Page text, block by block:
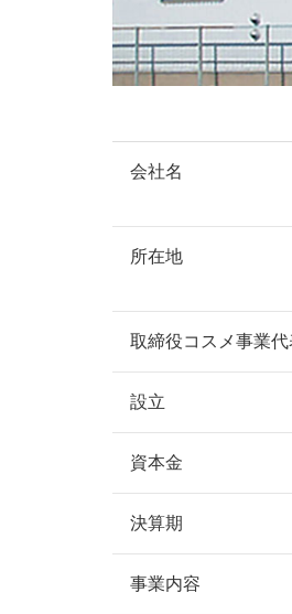
会社名
所在地
取締役コスメ事業
設立
資本金
決算期
事業内容